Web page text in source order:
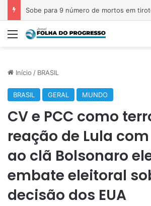
Menu
Início / BRASIL
BRASIL GERAL MUNDO
CV e PCC como
reação de Lula
ao clã Bolsonaro
embate eleitoral
decisão dos EUA